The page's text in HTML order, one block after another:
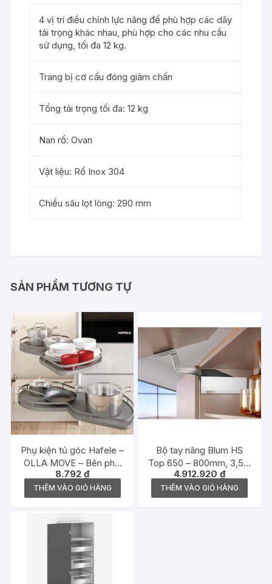
4 vị trí điều chỉnh lực nâng để phù hợp các dãy
tải trọng khác nhau, phù hợp cho các nhu cầu
sử dụng, tối đa 12 kg.
Trang bị cơ cấu đóng giảm chấn
Tổng tải trọng tối đa: 12 kg
Nan rổ: Ovan
Vật liệu: Rổ Inox 304
Chiều sâu lọt lòng: 290 mm
SẢN PHẨM TƯƠNG TỰ
Phụ kiện tủ góc Hafele –
OLLA MOVE – Bên phải
– 541.01.804
8.792₫
THÊM VÀO GIỎ HÀNG
Bộ tay nâng Blum HS
Top 650 – 800mm, 3,5 –
18,8kg, 22S1805 –
3917885
4.912.920₫
THÊM VÀO GIỎ HÀNG